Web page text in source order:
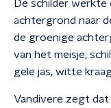
De schilder
achtergrond naar
de groenige
van het meisje,
gele jas, witte
Vandivere zegt